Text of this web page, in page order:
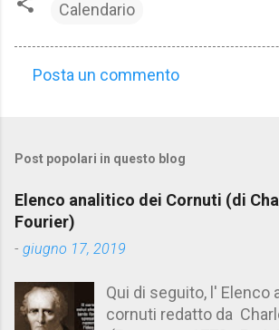
Calendario
m
e
n
t
Posta un commento
Post popolari in questo blog
Elenco analitico dei Cornuti (di
Fourier)
- giugno 17, 2019
Qui di seguito, l' Elenco
cornuti redatto da